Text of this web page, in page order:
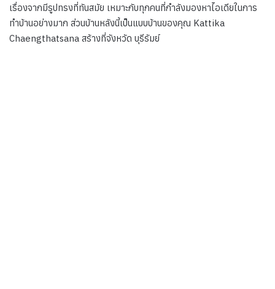
เรื่องจากมีรูปทรงที่ทันสมัย เหมาะกับทุกคนที่กำลังมองหาไอเดียในการ
ทำบ้านอย่างมาก ส่วนบ้านหลังนี้เป็นแบบบ้านของคุณ Kattika
Chaengthatsana สร้างที่จังหวัด บุรีรัมย์